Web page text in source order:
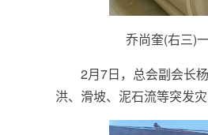
乔尚奎(右三)
2月7日，总会副会长
洪、滑坡、泥石流等突发